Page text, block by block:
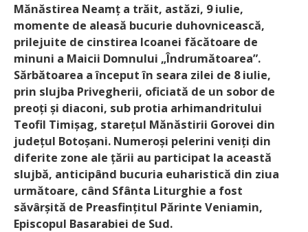
Mănăstirea Neamț a trăit, astăzi, 9 iulie,
momente de aleasă bucurie duhovnicească,
prilejuite de cinstirea Icoanei făcătoare de
minuni a Maicii Domnului „Îndrumătoarea”.
Sărbătoarea a început în seara zilei de 8 iulie,
prin slujba Privegherii, oficiată de un sobor de
preoți și diaconi, sub protia arhimandritului
Teofil Timișag, starețul Mănăstirii Gorovei din
județul Botoșani. Numeroși pelerini veniți din
diferite zone ale țării au participat la această
slujbă, anticipând bucuria euharistică din ziua
următoare, când Sfânta Liturghie a fost
săvârșită de Preasfințitul Părinte Veniamin,
Episcopul Basarabiei de Sud.